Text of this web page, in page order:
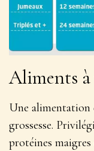
Aliments
Une alimentation
grossesse.
protéines